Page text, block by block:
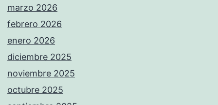
marzo 2026
febrero 2026
enero 2026
diciembre 2025
noviembre 2025
octubre 2025